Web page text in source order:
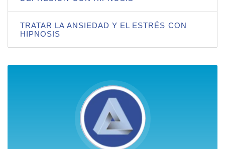
TRATAR LA ANSIEDAD Y EL ESTRÉS CON
HIPNOSIS